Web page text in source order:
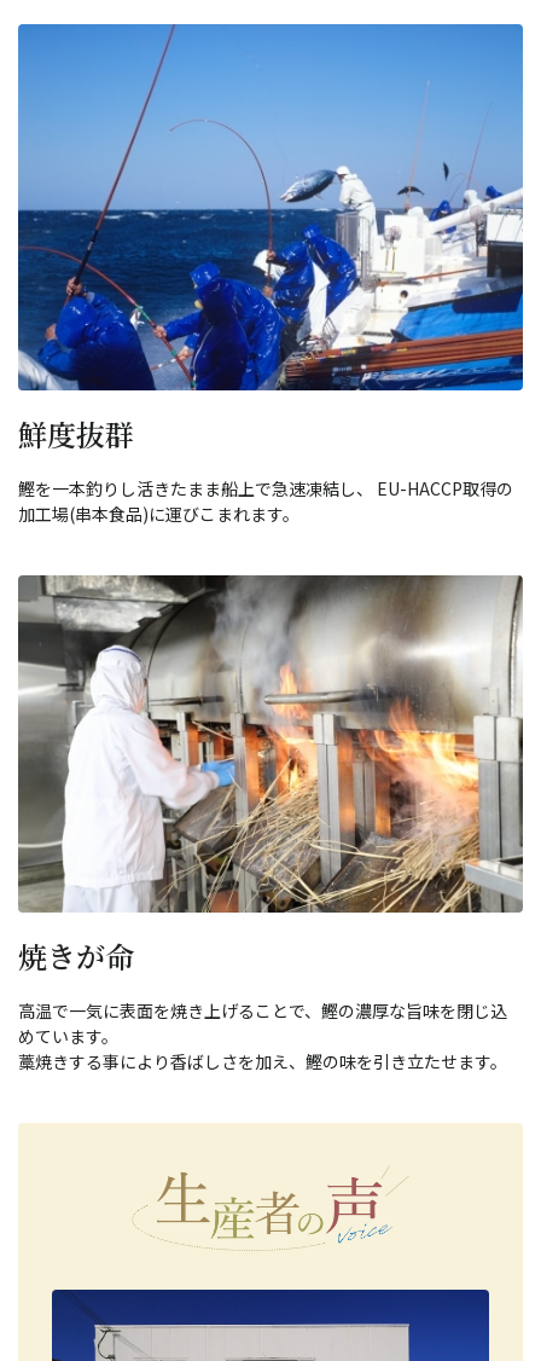
鮮度抜群
鰹を一本釣りし活きたまま船上で急速凍結し、 EU-HACCP取得の
加工場(串本食品)に運びこまれます。
焼きが命
高温で一気に表面を焼き上げることで、鰹の濃厚な旨味を閉じ込
めています。
藁焼きする事により香ばしさを加え、鰹の味を引き立たせます。